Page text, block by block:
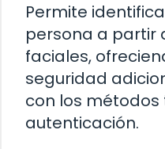
Permite
persona a partir
faciales,
seguridad
con los
autenticación.